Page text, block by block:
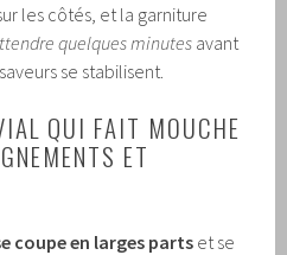
les côtés, et la garniture
quelques minutes avant
se stabilisent.
QUI FAIT MOUCHE
ET
coupe en larges parts et se